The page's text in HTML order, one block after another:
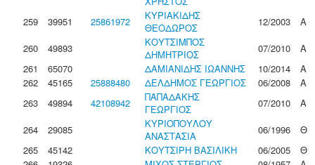
259
39951 25861972
ΚΥΡΙΑΚΙΔΗΣ
ΘΕΟΔΩΡΟΣ
12/2003
Α
260
49893
ΚΟΥΤΣΙΜΠΟΣ
ΔΗΜΗΤΡΙΟΣ
07/2010
Α
261
65070 ΔΑΜΙΑΝΙΔΗΣ ΙΩΑΝΝΗΣ 10/2014
Α
262
45165 25888480 ΔΕΛΔΗΜΟΣ ΓΕΩΡΓΙΟΣ 06/2008
Α
263
49894 42108942
ΠΑΠΑΔΑΚΗΣ
ΓΕΩΡΓΙΟΣ
07/2010
Α
264
29085
ΚΥΡΙΟΠΟΥΛΟΥ
ΑΝΑΣΤΑΣΙΑ
06/1996
Θ
265
45142 ΚΟΥΤΣΙΡΗ ΒΑΣΙΛΙΚΗ 06/2005
Θ